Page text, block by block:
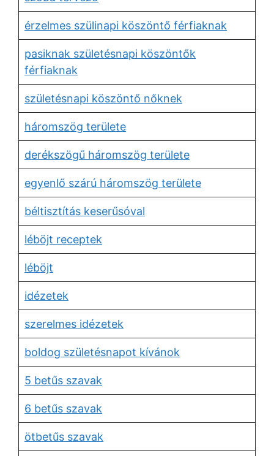
érzelmes szülinapi köszöntő férfiaknak
pasiknak születésnapi köszöntők
férfiaknak
születésnapi köszöntő nőknek
háromszög területe
derékszögű háromszög területe
egyenlő szárú háromszög területe
béltisztítás keserűsóval
léböjt receptek
léböjt
idézetek
szerelmes idézetek
boldog születésnapot kívánok
5 betűs szavak
6 betűs szavak
ötbetűs szavak